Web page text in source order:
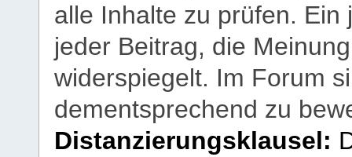
alle Inhalte zu prüfen.
jeder Beitrag, die
widerspiegelt. Im Forum
dementsprechend zu
Distanzierungsklausel: